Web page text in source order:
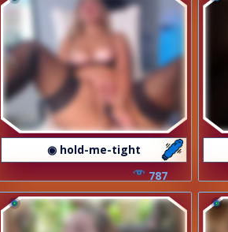
◉ hold-me-tight
787